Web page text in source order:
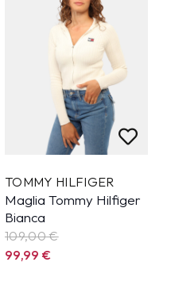
TOMMY HILFIGER
Maglia Tommy Hilfiger
Bianca
109,00 €
99,99€